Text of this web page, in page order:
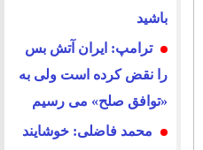
باشید
ترامپ: ایران آتش بس
را نقض کرده است ولی به
«توافق صلح» می رسیم
محمد فاضلی: خوشایند